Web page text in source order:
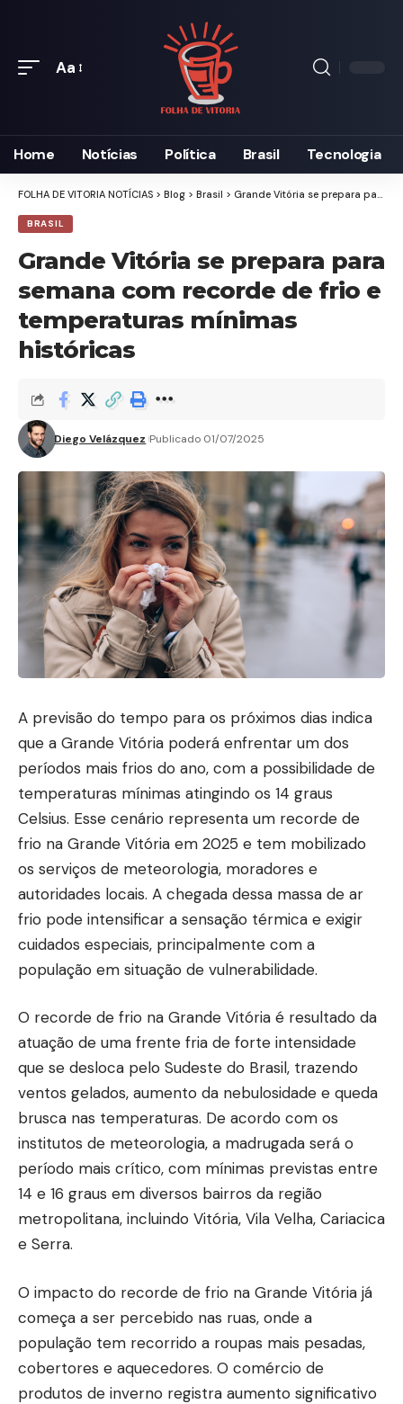
Font
Aa
Home Notícias Política Brasil Tecnologia
FOLHA DE VITORIA NOTÍCIAS > Blog > Brasil > Grande Vitória se prepara para semana com recorde de frio e temperaturas mínimas históricas
BRASIL
Grande Vitória se prepara para
semana com recorde de frio e
temperaturas mínimas
históricas
Diego Velázquez Publicado 01/07/2025
A previsão do tempo para os próximos dias indica
que a Grande Vitória poderá enfrentar um dos
períodos mais frios do ano, com a possibilidade de
temperaturas mínimas atingindo os 14 graus
Celsius. Esse cenário representa um recorde de
frio na Grande Vitória em 2025 e tem mobilizado
os serviços de meteorologia, moradores e
autoridades locais. A chegada dessa massa de ar
frio pode intensificar a sensação térmica e exigir
cuidados especiais, principalmente com a
população em situação de vulnerabilidade.
O recorde de frio na Grande Vitória é resultado da
atuação de uma frente fria de forte intensidade
que se desloca pelo Sudeste do Brasil, trazendo
ventos gelados, aumento da nebulosidade e queda
brusca nas temperaturas. De acordo com os
institutos de meteorologia, a madrugada será o
período mais crítico, com mínimas previstas entre
14 e 16 graus em diversos bairros da região
metropolitana, incluindo Vitória, Vila Velha, Cariacica
e Serra.
O impacto do recorde de frio na Grande Vitória já
começa a ser percebido nas ruas, onde a
população tem recorrido a roupas mais pesadas,
cobertores e aquecedores. O comércio de
produtos de inverno registra aumento significativo